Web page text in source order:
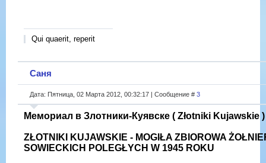
Qui quaerit, reperit
Саня
Дата: Пятница, 02 Марта 2012, 00:32:17 | Сообщение # 3
Мемориал в Злотники-Куявске ( Złotniki Kujawskie )
ZŁOTNIKI KUJAWSKIE - MOGIŁA ZBIOROWA
SOWIECKICH POLEGŁYCH W 1945 ROKU